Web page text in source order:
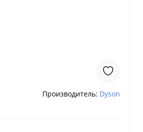
Производитель: Dyson